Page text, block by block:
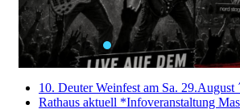
10. Deuter Weinfest am Sa. 29.August
Rathaus aktuell *Infoveranstaltung